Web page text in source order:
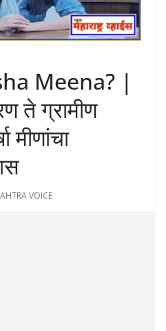
Meena? |
ते ग्रामीण
मीणांचा
VOICE